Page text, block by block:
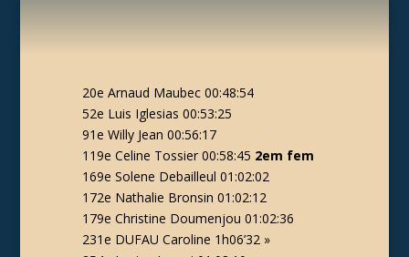
20e Arnaud Maubec 00:48:54
52e Luis Iglesias 00:53:25
91e Willy Jean 00:56:17
119e Celine Tossier 00:58:45 2em fem
169e Solene Debailleul 01:02:02
172e Nathalie Bronsin 01:02:12
179e Christine Doumenjou 01:02:36
231e DUFAU Caroline 1h06’32 »